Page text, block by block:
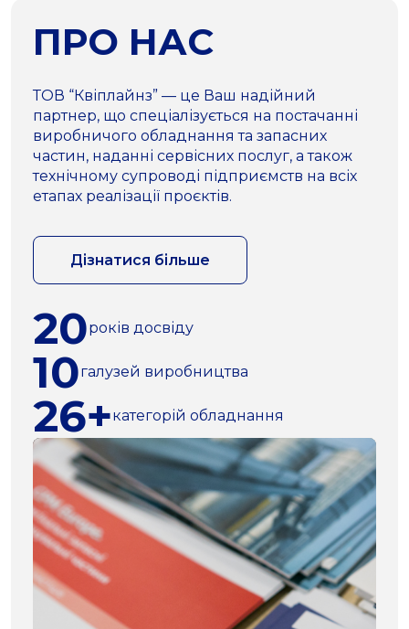
ПРО НАС
ТОВ “Квіплайнз” — це Ваш надійний
партнер, що спеціалізується на постачанні
виробничого обладнання та запасних
частин, наданні сервісних послуг, а також
технічному супроводі підприємств на всіх
етапах реалізації проєктів.
Дізнатися більше
20років досвіду
10галузей виробництва
26+категорій обладнання